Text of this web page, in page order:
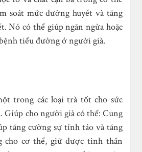
soát mức đường huyết và tăng
Nó có thể giúp ngăn ngừa hoặc
tiểu đường ở người già.
trong các loại trà tốt cho sức
Giúp cho người già có thể: Cung
tăng cường sự tỉnh táo và tăng
cho cơ thể, giữ được tinh thần